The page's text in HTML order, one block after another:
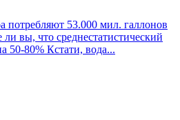
потребляют 53.000 мил. галлонов
вы, что среднестатистический
50-80% Кстати, вода...